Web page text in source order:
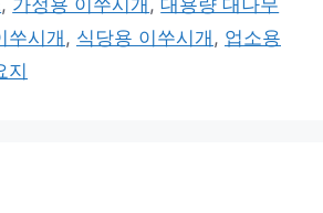
쑤시개 , 식당용 이쑤시개 , 업소용
지